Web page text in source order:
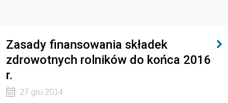
Zasady finansowania składek
zdrowotnych rolników do końca 2016
r.
27 gru 2014